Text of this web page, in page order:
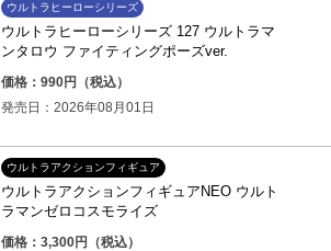
ウルトラヒーローシリーズ
ウルトラヒーローシリーズ 127 ウルトラマ
ンタロウ ファイティングポーズver.
価格：990円（税込）
発売日：2026年08月01日
ウルトラアクションフィギュア
ウルトラアクションフィギュアNEO ウルト
ラマンゼロコスモライズ
価格：3,300円（税込）